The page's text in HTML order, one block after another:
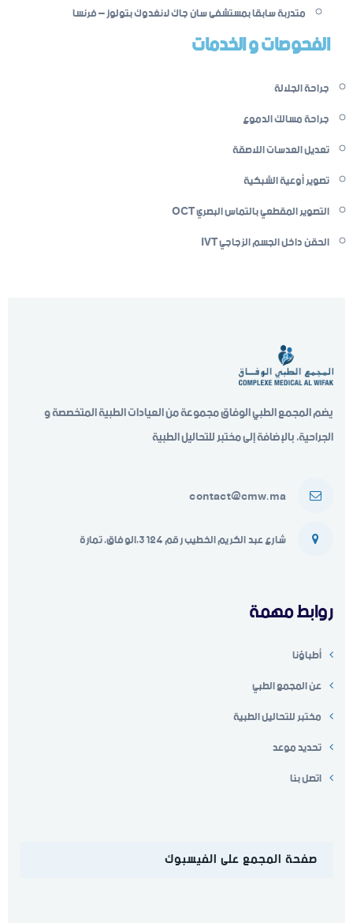
متدربة سابقا بمستشفى سان جاك لانغدوك بتولوز – فرنسا
الفحوصات و الخدمات
جراحة الجلالة
جراحة مسالك الدموع
تعديل العدسات اللاصقة
تصوير أوعية الشبكية
التصوير المقطعي بالتماس البصري OCT
الحقن داخل الجسم الزجاجي IVT
يضم المجمع الطبي الوفاق مجموعة من العيادات الطبية المتخصصة و
الجراحية، بالإضافة إلى مختبر للتحاليل الطبية
contact@cmw.ma
شارع عبد الكريم الخطيب رقم 3124،الوفاق، تمارة
روابط مهمة
أطباؤنا
عن المجمع الطبي
مختبر للتحاليل الطبية
تحديد موعد
اتصل بنا
صفحة المجمع على الفيسبوك